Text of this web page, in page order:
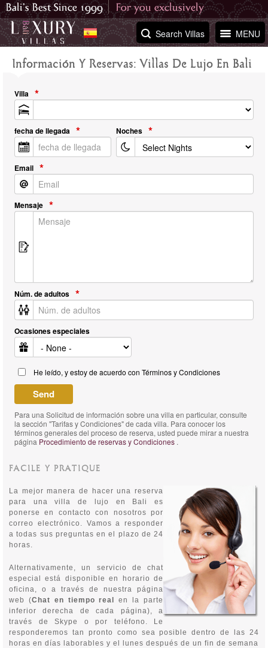
MENU
Search Villas
Información Y Reservas: Villas De Lujo En Bali
Villa
fecha de llegada Noches
Email
Mensaje
Núm. de adultos
Ocasiones especiales
He leído, y estoy de acuerdo con Términos y Condiciones
Para una Solicitud de información sobre una villa en particular, consulte
la sección "Tarifas y Condiciones" de cada villa. Para conocer los
términos generales del proceso de reserva, usted puede mirar a nuestra
página Procedimiento de reservas y Condiciones .
FACILE Y PRATIQUE
La mejor manera de hacer una reserva
para una villa de lujo en Bali es
ponerse en contacto con nosotros por
correo electrónico. Vamos a responder
a todas sus preguntas en el plazo de 24
horas.
Alternativamente, un servicio de chat
especial está disponible en horario de
oficina, o a través de nuestra página
web (Chat en tiempo real
en la parte
inferior derecha de cada página), a
través de Skype o por teléfono. Le
responderemos tan pronto como sea posible dentro de las 24
horas en días laborables y el lunes después de un fin de semana